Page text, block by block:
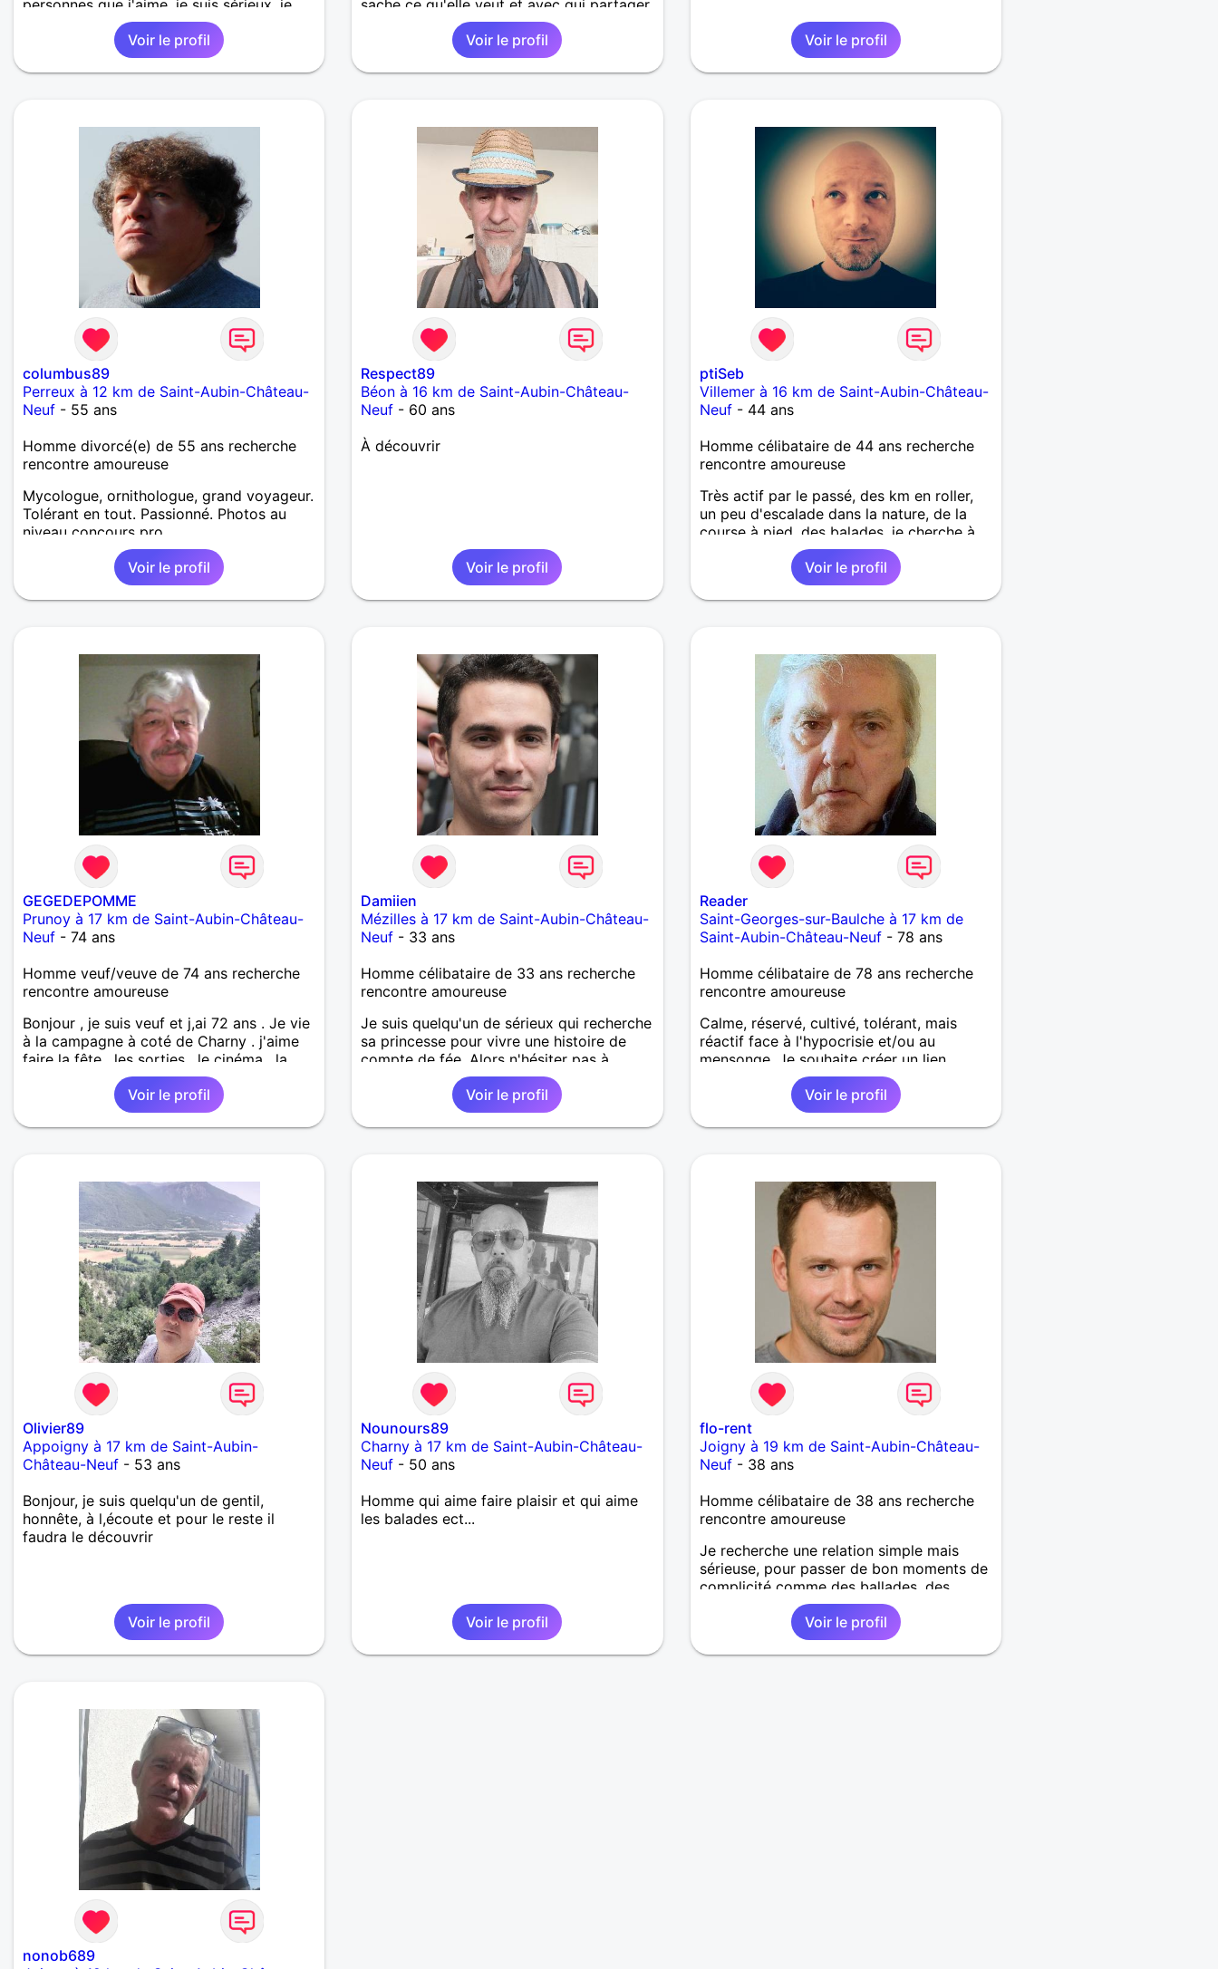
personnes que j'aime, je suis sérieux, je
suis sincère, je suis honnête, j'aime pas
qu'on joue avec moi et j'aime pas les
mensonges. Je cherche une relation
amoureuse et sérieuse.
Voir le profil
sache ce qu'elle veut et avec qui partager
Voir le profil
Voir le profil
columbus89
Perreux à 12 km de Saint-Aubin-Château-
Neuf - 55 ans
Homme divorcé(e) de 55 ans recherche
rencontre amoureuse
Mycologue, ornithologue, grand voyageur.
Tolérant en tout. Passionné. Photos au
niveau concours pro.
Voir le profil
Respect89
Béon à 16 km de Saint-Aubin-Château-
Neuf - 60 ans
À découvrir
Voir le profil
ptiSeb
Villemer à 16 km de Saint-Aubin-Château-
Neuf- 44 ans
Homme célibataire de 44 ans recherche
rencontre amoureuse
Très actif par le passé, des km en roller,
un peu d'escalade dans la nature, de la
course à pied, des balades, je cherche à
renouer avec ce type d'activités me
remettant doucement d'une blessure...
Voir le profil
GEGEDEPOMME
Prunoy à 17 km de Saint-Aubin-Château-
Neuf - 74 ans
Homme veuf/veuve de 74 ans recherche
rencontre amoureuse
Bonjour , je suis veuf et j,ai 72 ans . Je vie
à la campagne à coté de Charny . j'aime
faire la fête , les sorties , le cinéma , la
famille (cela compte beaucoup ) je
cherche une femme pour vivre avec : une
relation sérieuse pour partager ma
solitude ici à Villefranche ! Je suis sensible
considères pas comme un objet que l'on
manipule et je participe volontier aux
tâches ménagères . Pour moi la vie à deux
c'est le partage !
Voir le profil
Damiien
Mézilles à 17 km de Saint-Aubin-Château-
Neuf - 33 ans
Homme célibataire de 33 ans recherche
rencontre amoureuse
Je suis quelqu'un de sérieux qui recherche
sa princesse pour vivre une histoire de
compte de fée. Alors n'hésiter pas à
écrire, je serai ravi de faire votre
connaissance.
Voir le profil
Reader
Saint-Georges-sur-Baulche à 17 km de
Saint-Aubin-Château-Neuf- 78 ans
Homme célibataire de 78 ans recherche
rencontre amoureuse
Calme, réservé, cultivé, tolérant, mais
réactif face à l'hypocrisie et/ou au
mensonge. Je souhaite créer un lien
sincère et profond sur une base
d'affinités, de complicité, de tendresse, de
rires, pour mieux savourer les choses de
la vie ! Je suis curieux d'un tas de choses.
Classique), la photo, les cuisines régionale
et italienne, la randonnée pédestre, la
nature, j'aime faire la conversation et,
également, discuter de sujets
controversés. J'aime autant les endroits
calmes que les centres ville animés. 1,83
Voir le profil
Olivier89
Appoigny à 17 km de Saint-Aubin-
Château-Neuf - 53 ans
Bonjour, je suis quelqu'un de gentil,
honnête, à l,écoute et pour le reste il
faudra le découvrir
Voir le profil
Nounours89
Charny à 17 km de Saint-Aubin-Château-
Neuf - 50 ans
Homme qui aime faire plaisir et qui aime
les balades ect...
Voir le profil
flo-rent
Joigny à 19 km de Saint-Aubin-Château-
Neuf- 38 ans
Homme célibataire de 38 ans recherche
rencontre amoureuse
Je recherche une relation simple mais
sérieuse, pour passer de bon moments de
complicité comme des ballades, des
activités en tout genre, des week-ends en
amoureux, des vacances, des sorties, des
Voir le profil
nonob689